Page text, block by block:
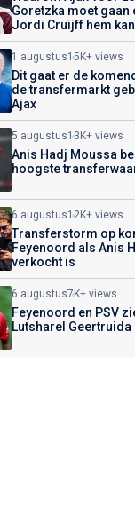
Goretzka moet gaan
Jordi Cruijff hem
1 augustus15K+ views
Dit gaat er de
de transfermarkt
Ajax
5 augustus13K+ views
Anis Hadj Moussa
hoogste
6 augustus12K+ views
Transferstorm op
Feyenoord als Anis
verkocht is
6 augustus7K+ views
Feyenoord en PSV
Lutsharel Geertruida